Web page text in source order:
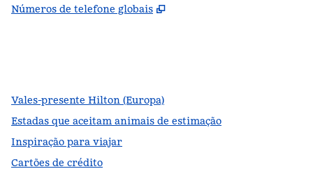
Números de telefone globais ,
Vales-presente Hilton (Europa)
Estadas que aceitam animais de estimação
Inspiração para viajar
Cartões de crédito